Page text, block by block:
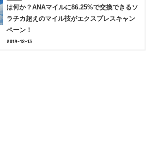
は何か？ANAマイルに86.25%で交換できるソ
ラチカ超えのマイル技がエクスプレスキャン
ペーン！
2019-12-13